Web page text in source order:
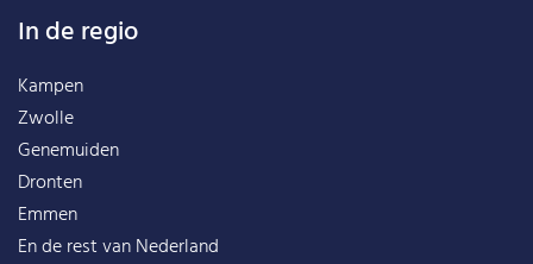
In de regio
Kampen
Zwolle
Genemuiden
Dronten
Emmen
En de rest vanNederland